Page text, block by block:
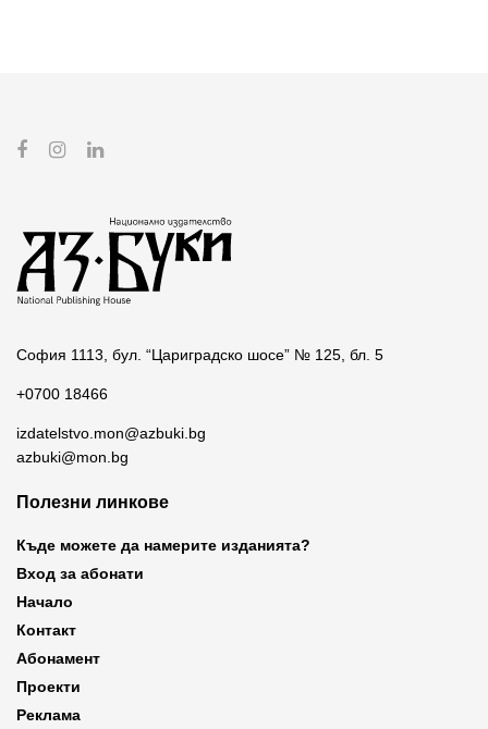
София 1113, бул. “Цариградско шосе” № 125, бл. 5
+0700 18466
izdatelstvo.mon@azbuki.bg
azbuki@mon.bg
Полезни линкове
Къде можете да намерите изданията?
Вход за абонати
Начало
Контакт
Абонамент
Проекти
Реклама